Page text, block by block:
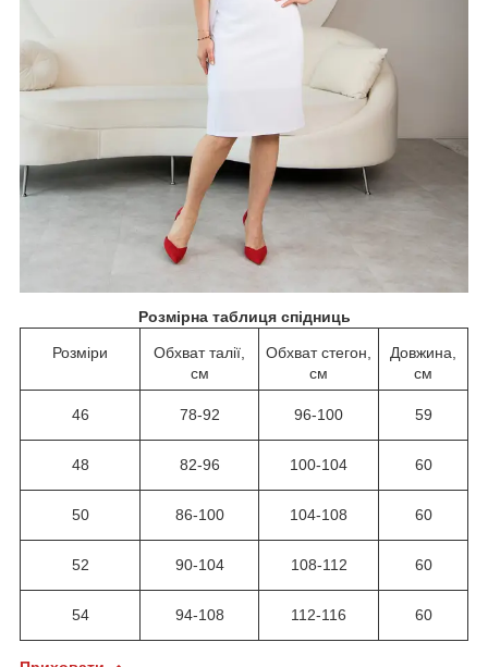
Розмірна таблиця спідниць
Розміри
Обхват талії,
см
Обхват стегон,
см
Довжина,
см
46 78-92 96-100 59
48 82-96 100-104 60
50 86-100 104-108 60
52 90-104 108-112 60
54 94-108 112-116 60